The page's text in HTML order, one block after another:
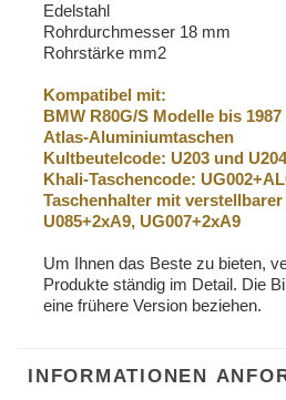
Edelstahl
Rohrdurchmesser 18 mm
Rohrstärke mm2
Kompatibel mit:
BMW R80G/S Modelle bis 1987
Atlas-Aluminiumtaschen
Kultbeutelcode: U203 und U204
Khali-Taschencode:
Taschenhalter mit
U085+2xA9, UG007+2xA9
Um Ihnen das Beste zu bieten,
Produkte ständig im Detail. Die
eine frühere Version beziehen.
INFORMATIONEN